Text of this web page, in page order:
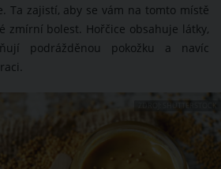
Ta zajistí, aby se vám na tomto místě
zmírní bolest. Hořčice obsahuje látky,
podrážděnou pokožku a navíc